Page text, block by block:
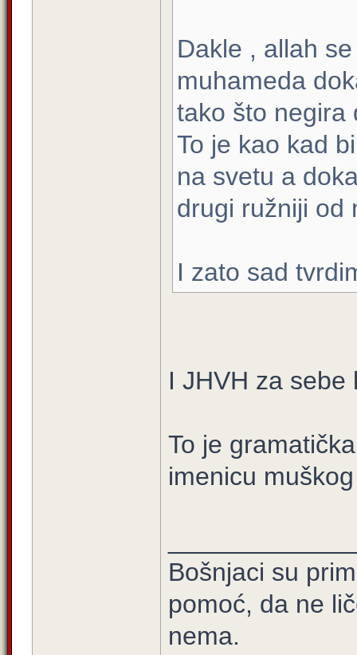
Dakle , allah
muhameda
tako što negira
To je kao kad
na svetu a
drugi ružniji od
I zato sad
I JHVH za sebe
To je
imenicu
Bošnjaci su
pomoć, da ne
nema.